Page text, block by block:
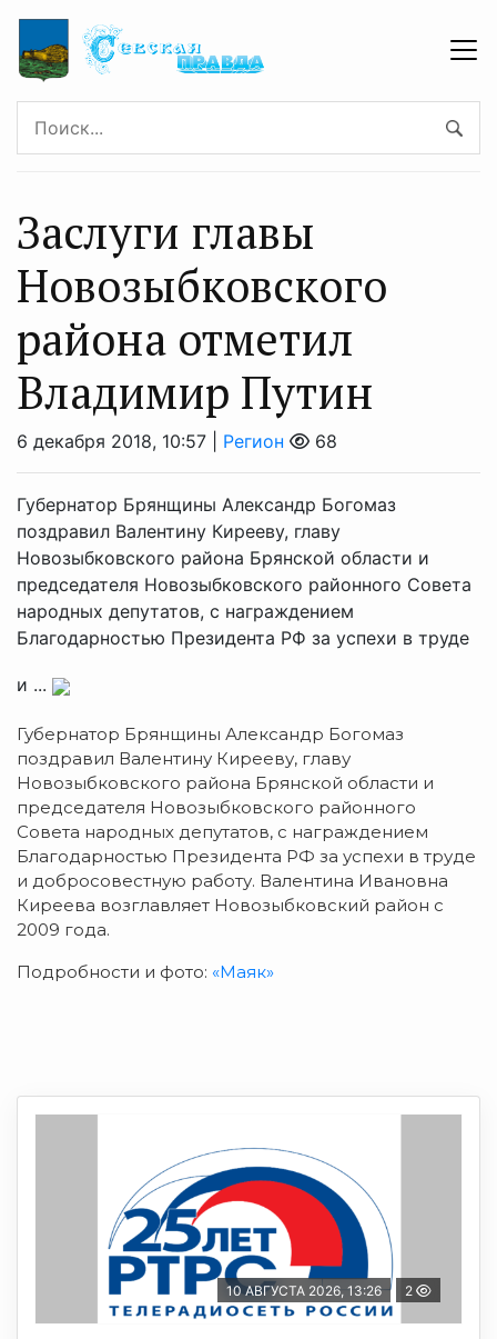
Заслуги главы
Новозыбковского
района отметил
Владимир Путин
6 декабря 2018, 10:57 | Регион 68
Губернатор Брянщины Александр Богомаз
поздравил Валентину Кирееву, главу
Новозыбковского района Брянской области и
председателя Новозыбковского районного Совета
народных депутатов, с награждением
Благодарностью Президента РФ за успехи в труде
и ...
Губернатор Брянщины Александр Богомаз
поздравил Валентину Кирееву, главу
Новозыбковского района Брянской области и
председателя Новозыбковского районного
Совета народных депутатов, с награждением
Благодарностью Президента РФ за успехи в труде
и добросовестную работу. Валентина Ивановна
Киреева возглавляет Новозыбковский район с
2009 года.
Подробности и фото: «Маяк»
10 АВГУСТА 2026, 13:26 2